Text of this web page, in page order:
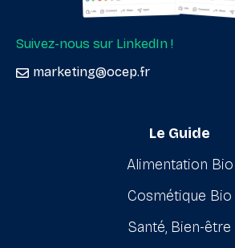
Suivez-nous sur LinkedIn !
marketing@ocep.fr
Le Guide
Alimentation Bio
Cosmétique Bio
Santé, Bien-être